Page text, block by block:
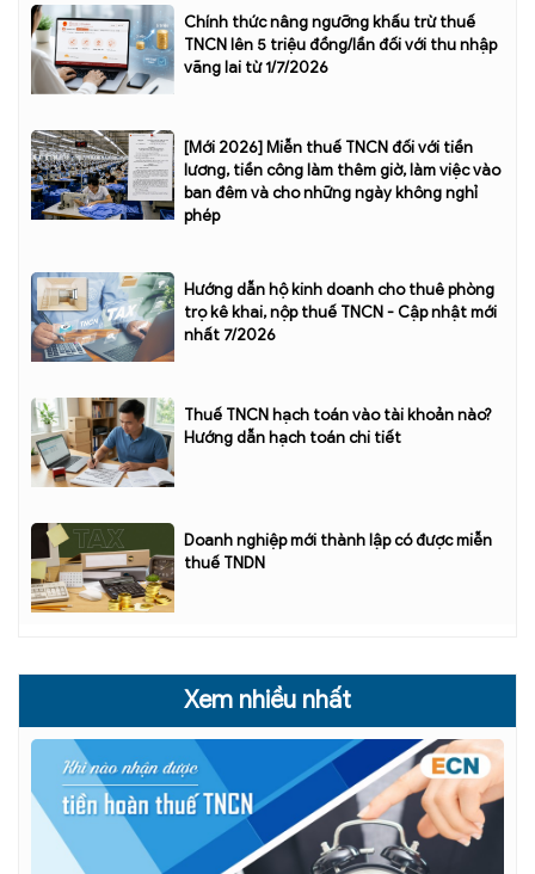
Chính thức nâng ngưỡng khấu trừ thuế
TNCN lên 5 triệu đồng/lần đối với thu nhập
vãng lai từ 1/7/2026
[Mới 2026] Miễn thuế TNCN đối với tiền
lương, tiền công làm thêm giờ, làm việc vào
ban đêm và cho những ngày không nghỉ
phép
Hướng dẫn hộ kinh doanh cho thuê phòng
trọ kê khai, nộp thuế TNCN - Cập nhật mới
nhất 7/2026
Thuế TNCN hạch toán vào tài khoản nào?
Hướng dẫn hạch toán chi tiết
Doanh nghiệp mới thành lập có được miễn
thuế TNDN
Xem nhiều nhất